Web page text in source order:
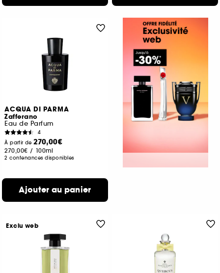
ACQUA DI PARMA
Zafferano
Eau de Parfum
4
À partir de270,00€
270,00€ / 100ml
2 contenances disponibles
Ajouter au panier
Exclu web